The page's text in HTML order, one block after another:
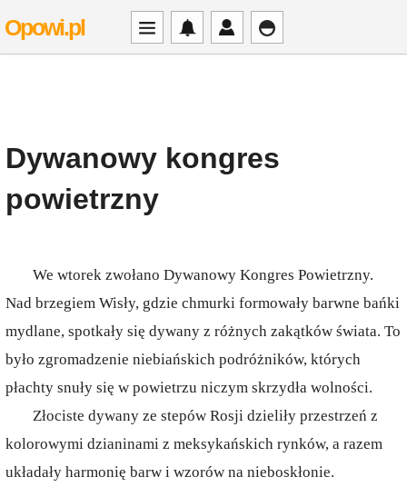
Opowi.pl
Dywanowy kongres
powietrzny
We wtorek zwołano Dywanowy Kongres Powietrzny.
Nad brzegiem Wisły, gdzie chmurki formowały barwne bańki
mydlane, spotkały się dywany z różnych zakątków świata. To
było zgromadzenie niebiańskich podróżników, których
płachty snuły się w powietrzu niczym skrzydła wolności.
Złociste dywany ze stepów Rosji dzieliły przestrzeń z
kolorowymi dzianinami z meksykańskich rynków, a razem
układały harmonię barw i wzorów na nieboskłonie.